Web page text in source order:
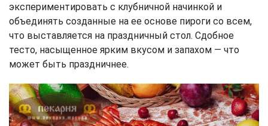
экспериментировать с клубничной начинкой и
объединять созданные на ее основе пироги со всем,
что выставляется на праздничный стол. Сдобное
тесто, насыщенное ярким вкусом и запахом — что
может быть праздничнее.